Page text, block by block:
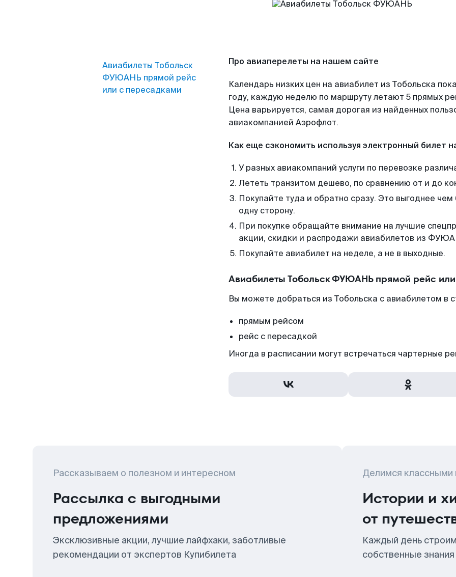
Авиабилеты Тобольск
ФУЮАНЬ прямой рейс
или с пересадками
Про авиаперелеты на нашем сайте
Календарь низких цен на авиабилет из Тобольска
году, каждую неделю по маршруту летают 5 прямых
Цена варьируется, самая дорогая из найденных
авиакомпанией Аэрофлот.
Как еще сэкономить используя электронный билет
У разных авиакомпаний услуги по перевозке
Лететь транзитом дешево, по сравнению от и до
Покупайте туда и обратно сразу. Это выгоднее
одну сторону.
При покупке обращайте внимание на лучшие
акции, скидки и распродажи авиабилетов из
Покупайте авиабилет на неделе, а не в выходные.
Авиабилеты Тобольск ФУЮАНЬ прямой рейс
Вы можете добраться из Тобольска с авиабилетом в
прямым рейсом
рейс с пересадкой
Иногда в расписании могут встречаться чартерные
Рассказываем о полезном и интересном
Рассылка с выгодными
предложениями
Эксклюзивные акции, лучшие лайфхаки, заботливые
рекомендации от экспертов Купибилета
Делимся классными
Истории и
от
Каждый день
собственные